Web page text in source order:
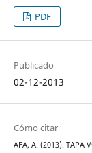
PDF
Publicado
02-12-2013
Cómo citar
AFA, A. (2013). TAPA